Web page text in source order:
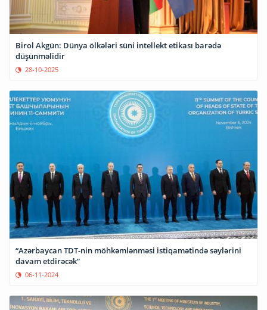
Birol Akgün: Dünya ölkələri süni intellekt etikası barədə
düşünməlidir
28-10-2025
“Azərbaycan TDT-nin möhkəmlənməsi istiqamətində səylərini
davam etdirəcək”
06-11-2024